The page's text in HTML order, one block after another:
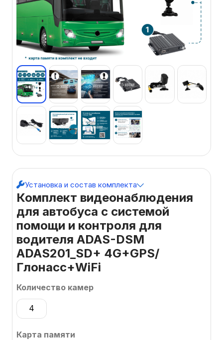
Комплект видеонаблюдения
для автобуса с системой
помощи и контроля для
водителя ADAS-DSM
ADAS201_SD+ 4G+GPS/
Глонасс+WiFi
Количество камер
4
Карта памяти
Установка и состав комплекта